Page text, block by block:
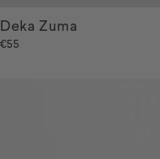
Deka Zuma
€55